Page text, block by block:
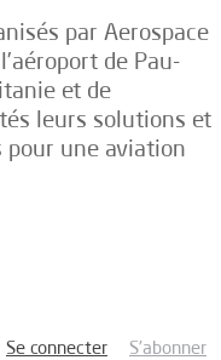
par Aerospace
de Pau-
et de
leurs solutions et
pour une aviation
Se connecter S’abonner